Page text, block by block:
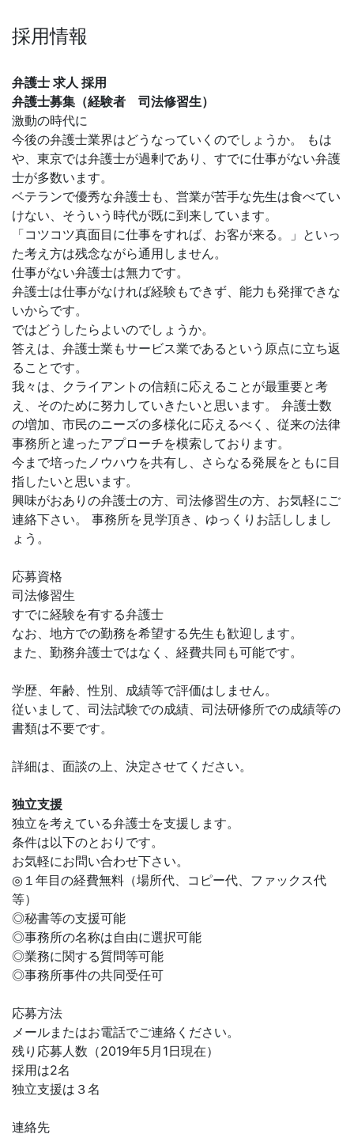
採用情報
弁護士 求人 採用
弁護士募集（経験者 司法修習生）
激動の時代に
今後の弁護士業界はどうなっていくのでしょうか。 もは
や、東京では弁護士が過剰であり、すでに仕事がない弁護
士が多数います。
ベテランで優秀な弁護士も、営業が苦手な先生は食べてい
けない、そういう時代が既に到来しています。
「コツコツ真面目に仕事をすれば、お客が来る。」といっ
た考え方は残念ながら通用しません。
仕事がない弁護士は無力です。
弁護士は仕事がなければ経験もできず、能力も発揮できな
いからです。
ではどうしたらよいのでしょうか。
答えは、弁護士業もサービス業であるという原点に立ち返
ることです。
我々は、クライアントの信頼に応えることが最重要と考
え、そのために努力していきたいと思います。 弁護士数
の増加、市民のニーズの多様化に応えるべく、従来の法律
事務所と違ったアプローチを模索しております。
今まで培ったノウハウを共有し、さらなる発展をともに目
指したいと思います。
興味がおありの弁護士の方、司法修習生の方、お気軽にご
連絡下さい。 事務所を見学頂き、ゆっくりお話ししまし
ょう。
応募資格
司法修習生
すでに経験を有する弁護士
なお、地方での勤務を希望する先生も歓迎します。
また、勤務弁護士ではなく、経費共同も可能です。
学歴、年齢、性別、成績等で評価はしません。
従いまして、司法試験での成績、司法研修所での成績等の
書類は不要です。
詳細は、面談の上、決定させてください。
独立支援
独立を考えている弁護士を支援します。
条件は以下のとおりです。
お気軽にお問い合わせ下さい。
◎１年目の経費無料（場所代、コピー代、ファックス代
等）
◎秘書等の支援可能
◎事務所の名称は自由に選択可能
◎業務に関する質問等可能
◎事務所事件の共同受任可
応募方法
メールまたはお電話でご連絡ください。
残り応募人数（2019年5月1日現在）
採用は2名
独立支援は３名
連絡先